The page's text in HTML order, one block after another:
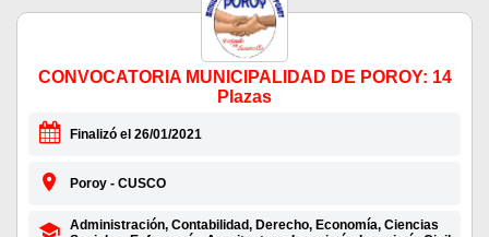
CONVOCATORIA MUNICIPALIDAD DE POROY: 14
Plazas
Finalizó el 26/01/2021
Poroy - CUSCO
Administración, Contabilidad, Derecho, Economía, Ciencias